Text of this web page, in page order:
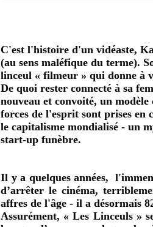
C'est l'histoire d'un vidéaste,
(au sens maléfique du terme).
linceul « filmeur » qui donne à
De quoi rester connecté à sa
nouveau et convoité, un modèle
forces de l'esprit sont prises en
le capitalisme mondialisé - un
start-up funèbre.
Il y a quelques années,
d’arrêter le cinéma,
affres de l'âge - il a désormais
Assurément, « Les Linceuls »